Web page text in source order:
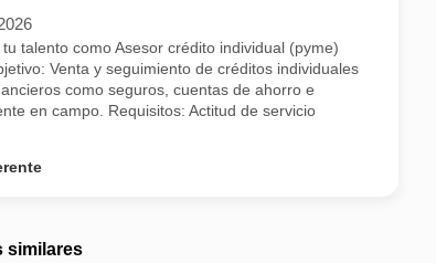
talento como Asesor crédito individual (pyme)
Venta y seguimiento de créditos individuales
como seguros, cuentas de ahorro e
en campo. Requisitos: Actitud de servicio
similares